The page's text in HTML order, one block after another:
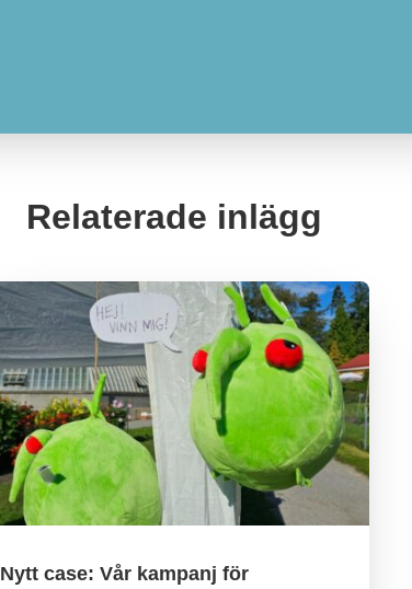
Relaterade inlägg
Nytt case: Vår kampanj för